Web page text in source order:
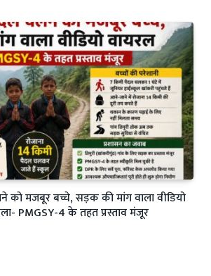
को मजबूर बच्चे, सड़क की मांग वाला वीडियो
PMGSY-4 के तहत प्रस्ताव मंजूर